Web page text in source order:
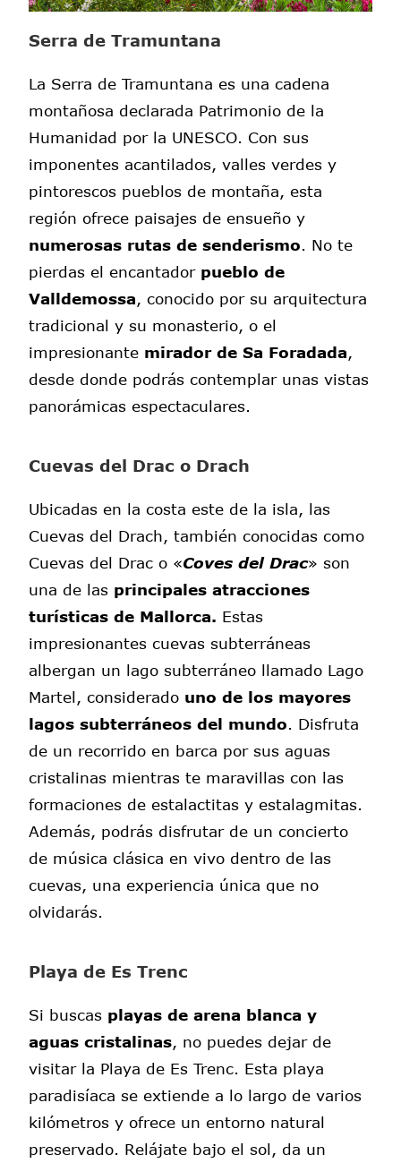
Serra de Tramuntana
La Serra de Tramuntana es una cadena
montañosa declarada Patrimonio de la
Humanidad por la UNESCO. Con sus
imponentes acantilados, valles verdes y
pintorescos pueblos de montaña, esta
región ofrece paisajes de ensueño y
numerosas rutas de senderismo . No te
pierdas el encantador pueblo de
Valldemossa , conocido por su arquitectura
tradicional y su monasterio, o el
impresionante mirador de Sa Foradada
desde donde podrás contemplar unas vistas
panorámicas espectaculares.
Cuevas del Drac o Drach
Ubicadas en la costa este de la isla, las
Cuevas del Drach, también conocidas como
Cuevas del Drac o «Coves del Drac» son
una de las principales atracciones
turísticas de Mallorca. Estas
impresionantes cuevas subterráneas
albergan un lago subterráneo llamado Lago
Martel, considerado uno de los mayores
lagos subterráneos del mundo . Disfruta
de un recorrido en barca por sus aguas
cristalinas mientras te maravillas con las
formaciones de estalactitas y estalagmitas.
Además, podrás disfrutar de un concierto
de música clásica en vivo dentro de las
cuevas, una experiencia única que no
olvidarás.
Playa de Es Trenc
Si buscas playas de arena blanca y
aguas cristalinas , no puedes dejar de
visitar la Playa de Es Trenc. Esta playa
paradisíaca se extiende a lo largo de varios
kilómetros y ofrece un entorno natural
preservado. Relájate bajo el sol, da un